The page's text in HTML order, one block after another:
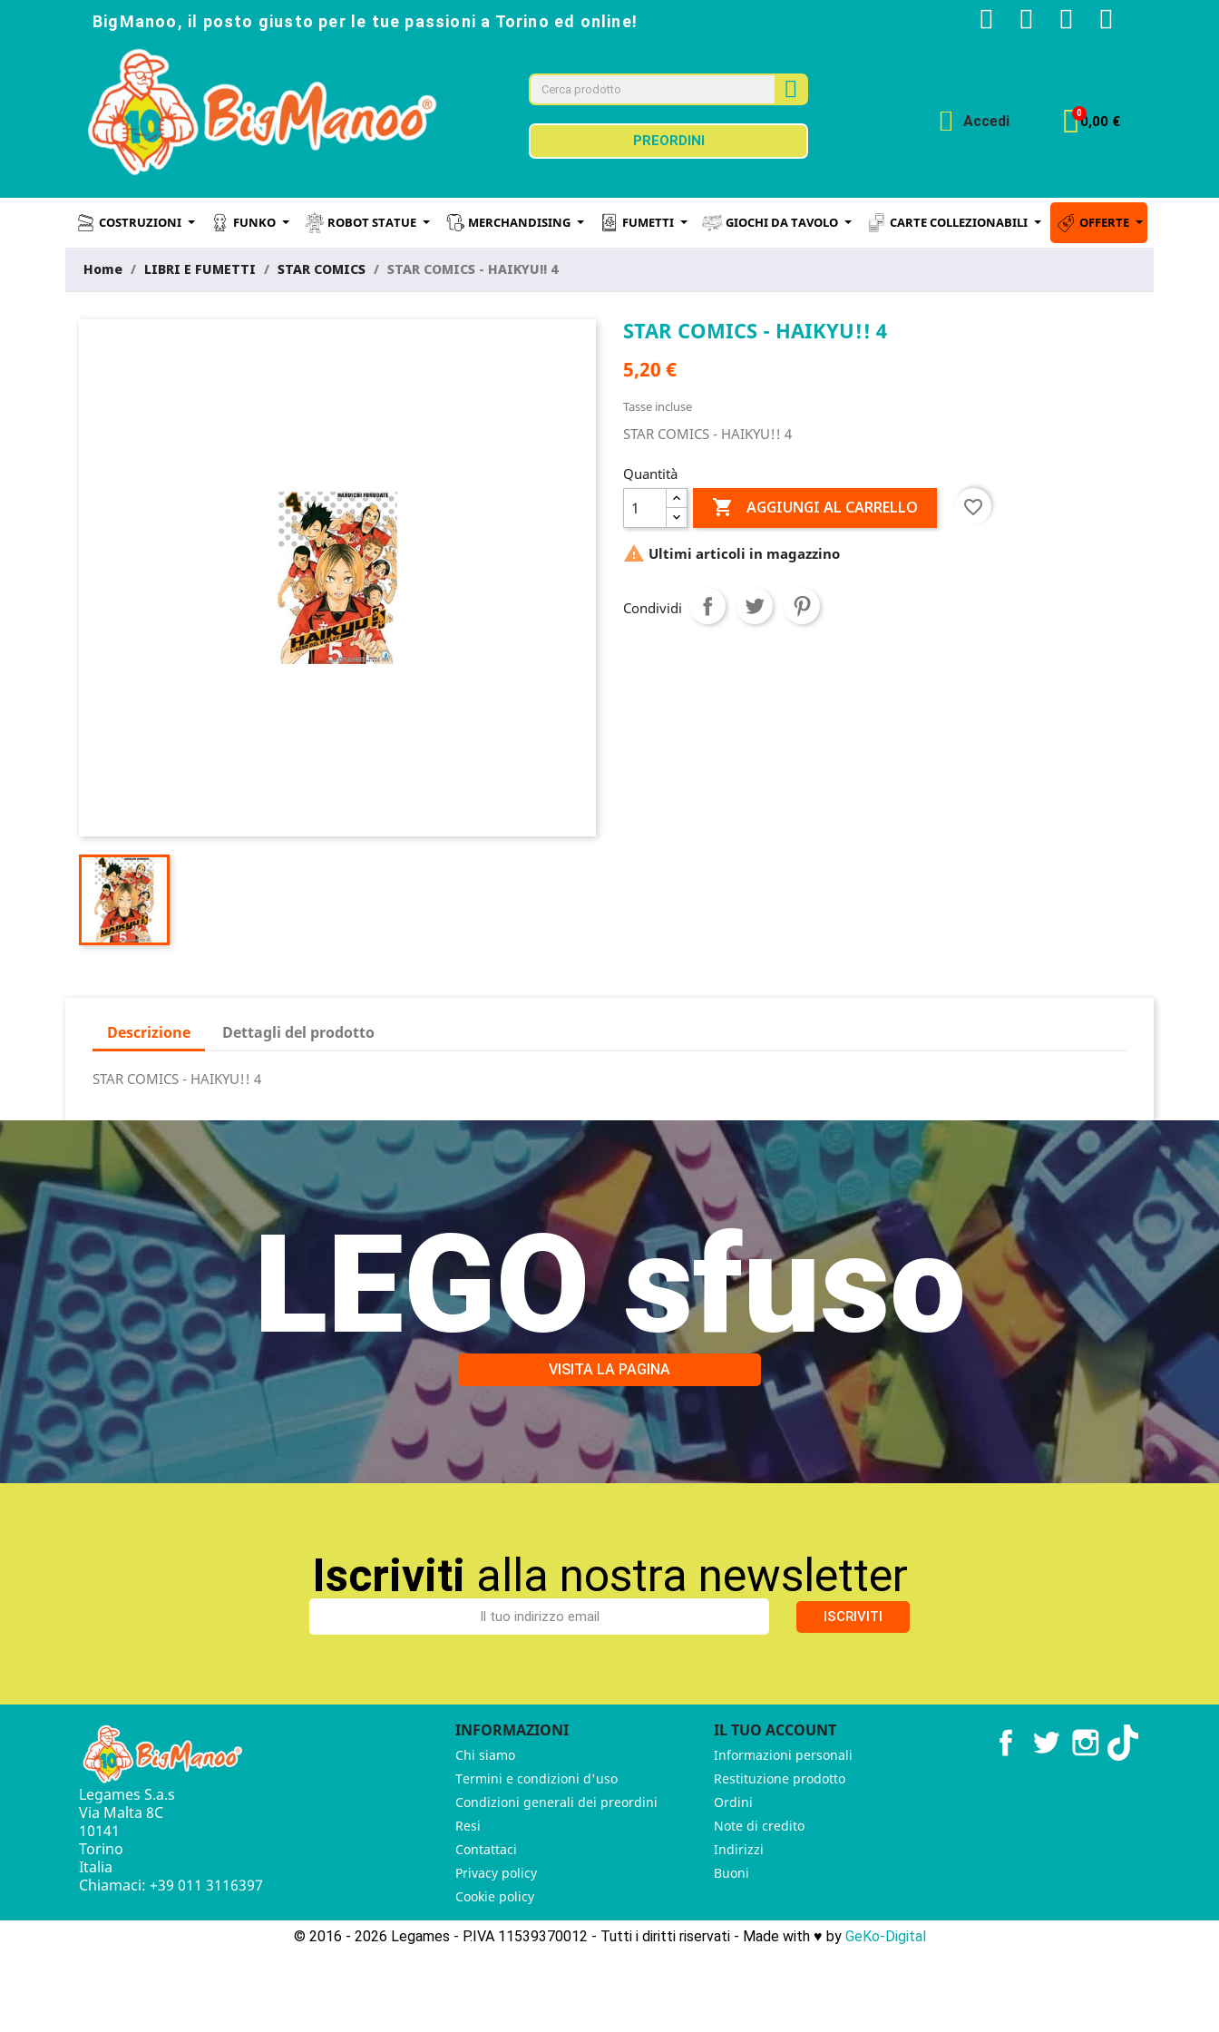
BigManoo, il posto giusto per le tue passioni a Torino ed online!
PREORDINI
Accedi 0,00 €
COSTRUZIONI FUNKO ROBOT STATUE MERCHANDISING FUMETTI GIOCHI DA TAVOLO CARTE COLLEZIONABILI OFFERTE
Home LIBRI E FUMETTI STAR COMICS STAR COMICS - HAIKYU!! 4
STAR COMICS - HAIKYU!! 4
5,20 €
Tasse incluse
STAR COMICS - HAIKYU!! 4
Quantità
 AGGIUNGI AL CARRELLO favorite_border
 Ultimi articoli in magazzino
Condividi
Descrizione Dettagli del prodotto
STAR COMICS - HAIKYU!! 4
LEGO sfuso
VISITA LA PAGINA
Iscriviti alla nostra newsletter
ISCRIVITI
Legames S.a.s
Via Malta 8C
10141
Torino
Italia
Chiamaci: +39 011 3116397
INFORMAZIONI
Chi siamo
Termini e condizioni d'uso
Condizioni generali dei preordini
Resi
Contattaci
Privacy policy
Cookie policy
IL TUO ACCOUNT
Informazioni personali
Restituzione prodotto
Ordini
Note di credito
Indirizzi
Buoni
FacebookTwitter Instagram
© 2016 - 2026 Legames - P.IVA 11539370012 - Tutti i diritti riservati - Made with ♥︎ by GeKo-Digital